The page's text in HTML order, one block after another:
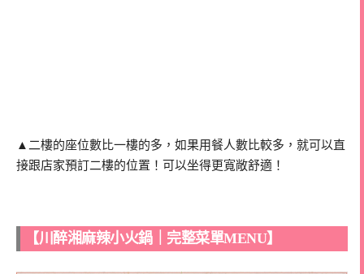
▲二樓的座位數比一樓的多，如果用餐人數比較多，就可以直
接跟店家預訂二樓的位置！可以坐得更寬敞舒適！
【川醉湘麻辣小火鍋｜完整菜單MENU】